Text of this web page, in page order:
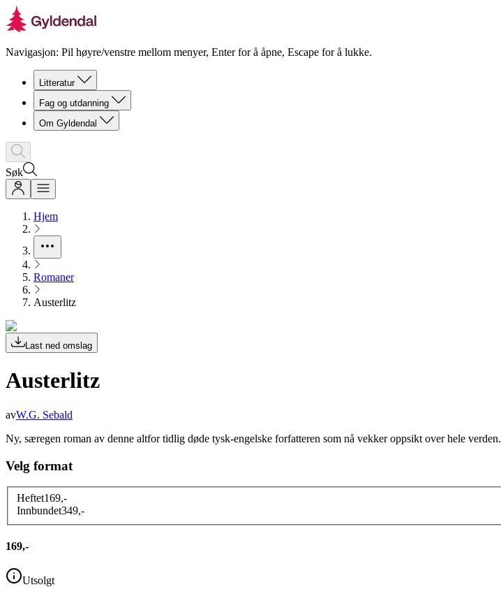
Navigasjon: Pil høyre/venstre mellom menyer, Enter for å åpne, Escape for å lukke.
Litteratur
Fag og utdanning
Om Gyldendal
Søk
Hjem
Romaner
Austerlitz
Last ned omslag
Austerlitz
avW.G. Sebald
Ny, særegen roman av denne altfor tidlig døde tysk-engelske forfatteren som nå vekker oppsikt over hele verden.
Velg format
Heftet169,-
Innbundet349,-
169,-
Utsolgt